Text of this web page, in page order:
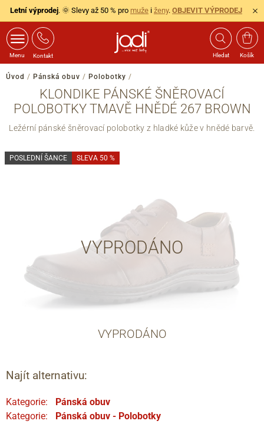
Letní výprodej. 🌞 Slevy až 50 % pro muže i ženy. OBJEVIT VÝPRODEJ
Menu Kontakt Hledat Košík
Úvod / Pánská obuv / Polobotky /
KLONDIKE PÁNSKÉ ŠNĚROVACÍ
POLOBOTKY TMAVĚ HNĚDÉ 267 BROWN
Ležérní pánské šněrovací polobotky z hladké kůže v hnědé barvě.
VYPRODÁNO
POSLEDNÍ ŠANCE SLEVA 50 %
VYPRODÁNO
Najít alternativu:
Kategorie:
Pánská obuv
Kategorie:
Pánská obuv - Polobotky